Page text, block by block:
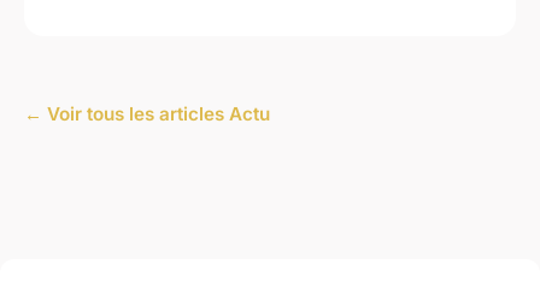
← Voir tous les articles Actu